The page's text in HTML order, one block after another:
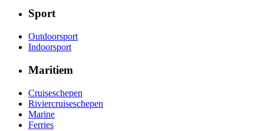
Sport
Outdoorsport
Indoorsport
Maritiem
Cruiseschepen
Riviercruiseschepen
Marine
Ferries